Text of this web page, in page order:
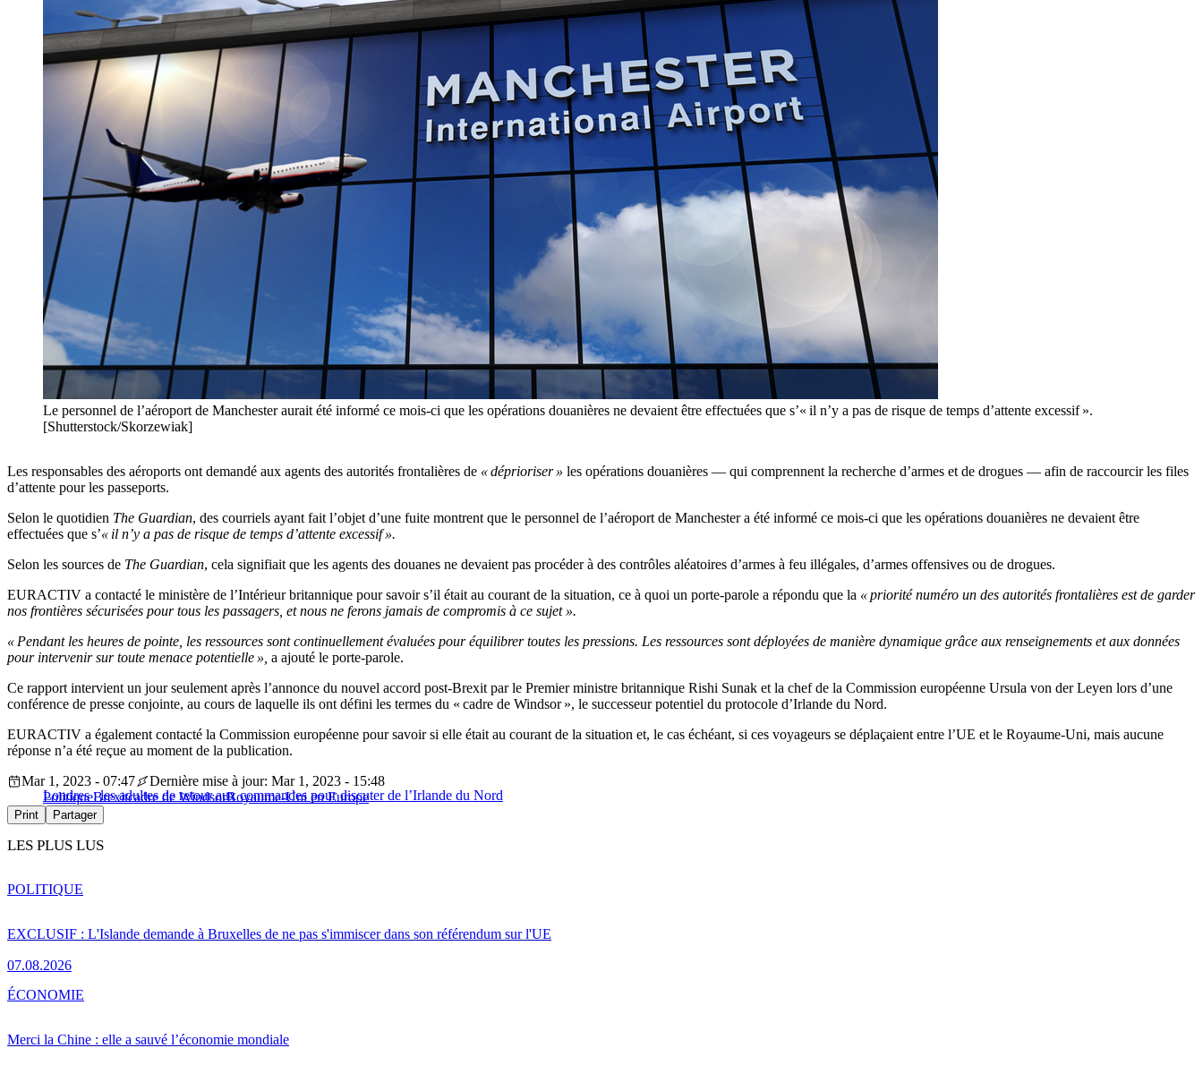
Le personnel de l’aéroport de Manchester aurait été informé ce mois-ci que les opérations douanières ne devaient être effectuées que s’« il n’y a pas de risque de temps d’attente excessif ».
[Shutterstock/Skorzewiak]
Les responsables des aéroports ont demandé aux agents des autorités frontalières de « déprioriser » les opérations douanières — qui comprennent la recherche d’armes et de drogues — afin de raccourcir les files
d’attente pour les passeports.
Selon le quotidien The Guardian, des courriels ayant fait l’objet d’une fuite montrent que le personnel de l’aéroport de Manchester a été informé ce mois-ci que les opérations douanières ne devaient être
effectuées que s’« il n’y a pas de risque de temps d’attente excessif ».
Selon les sources de The Guardian, cela signifiait que les agents des douanes ne devaient pas procéder à des contrôles aléatoires d’armes à feu illégales, d’armes offensives ou de drogues.
EURACTIV a contacté le ministère de l’Intérieur britannique pour savoir s’il était au courant de la situation, ce à quoi un porte-parole a répondu que la « priorité numéro un des autorités frontalières est de garder
nos frontières sécurisées pour tous les passagers, et nous ne ferons jamais de compromis à ce sujet ».
« Pendant les heures de pointe, les ressources sont continuellement évaluées pour équilibrer toutes les pressions. Les ressources sont déployées de manière dynamique grâce aux renseignements et aux données
pour intervenir sur toute menace potentielle », a ajouté le porte-parole.
Ce rapport intervient un jour seulement après l’annonce du nouvel accord post-Brexit par le Premier ministre britannique Rishi Sunak et la chef de la Commission européenne Ursula von der Leyen lors d’une
conférence de presse conjointe, au cours de laquelle ils ont défini les termes du « cadre de Windsor », le successeur potentiel du protocole d’Irlande du Nord.
EURACTIV a également contacté la Commission européenne pour savoir si elle était au courant de la situation et, le cas échéant, si ces voyageurs se déplaçaient entre l’UE et le Royaume-Uni, mais aucune
réponse n’a été reçue au moment de la publication.
Londres : les adultes de retour aux commandes pour discuter de l’Irlande du Nord
Mar 1, 2023 - 07:47
Dernière mise à jour: Mar 1, 2023 - 15:48
PolitiqueBrexitcadre de WindsorRoyaume-Uni en Europe
Print Partager
LES PLUS LUS
EXCLUSIF : L'Islande demande à Bruxelles de ne pas s'immiscer dans son référendum sur l'UE
07.08.2026
POLITIQUE
Merci la Chine : elle a sauvé l’économie mondiale
ÉCONOMIE